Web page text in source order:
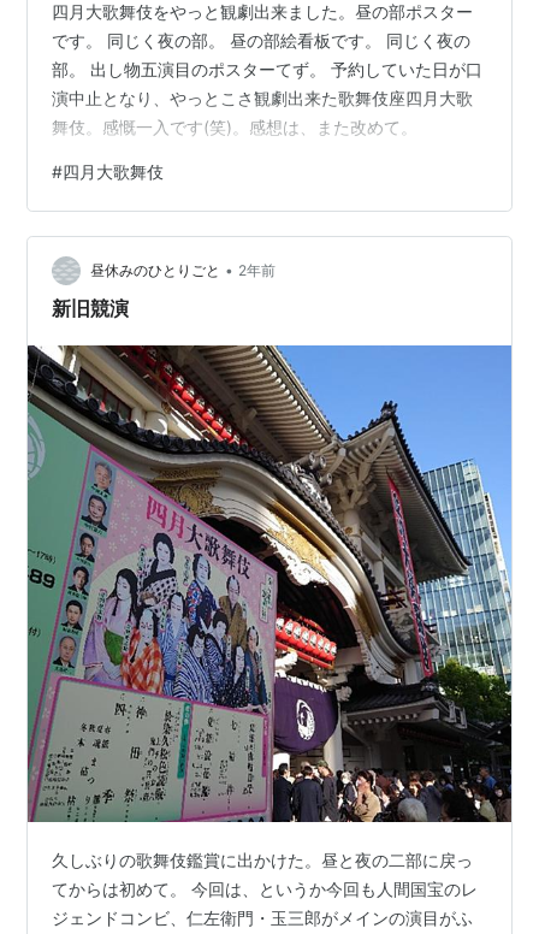
四月大歌舞伎をやっと観劇出来ました。昼の部ポスター
です。 同じく夜の部。 昼の部絵看板です。 同じく夜の
部。 出し物五演目のポスターてず。 予約していた日が口
演中止となり、やっとこさ観劇出来た歌舞伎座四月大歌
舞伎。感慨一入です(笑)。感想は、また改めて。
#四月大歌舞伎
昼休みのひとりごと • 2年前
新旧競演
久しぶりの歌舞伎鑑賞に出かけた。昼と夜の二部に戻っ
てからは初めて。 今回は、というか今回も人間国宝のレ
ジェンドコンビ、仁左衛門・玉三郎がメインの演目がふ